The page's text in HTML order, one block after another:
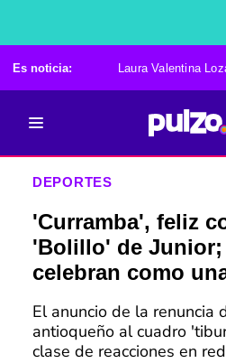
Es noticia: Laura Valentina
DEPORTES
'Curramba', feliz
'Bolillo' de Junior;
celebran como
El anuncio de la renuncia
antioqueño al cuadro
clase de reacciones en